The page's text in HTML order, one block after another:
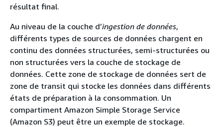
résultat final.
Au niveau de la couche d’ingestion de données,
différents types de sources de données chargent en
continu des données structurées, semi-structurées ou
non structurées vers la couche de stockage de
données. Cette zone de stockage de données sert de
zone de transit qui stocke les données dans différents
états de préparation à la consommation. Un
compartiment Amazon Simple Storage Service
(Amazon S3) peut être un exemple de stockage.